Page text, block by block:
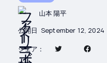
山本 陽平
公開日 September 12, 2024
シェア：